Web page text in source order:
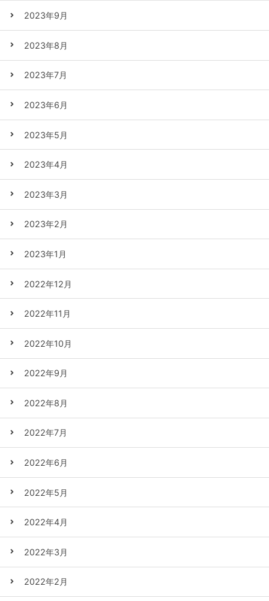
2023年9月
2023年8月
2023年7月
2023年6月
2023年5月
2023年4月
2023年3月
2023年2月
2023年1月
2022年12月
2022年11月
2022年10月
2022年9月
2022年8月
2022年7月
2022年6月
2022年5月
2022年4月
2022年3月
2022年2月